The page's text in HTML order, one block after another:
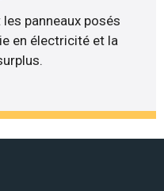
panneaux posés
en électricité et la